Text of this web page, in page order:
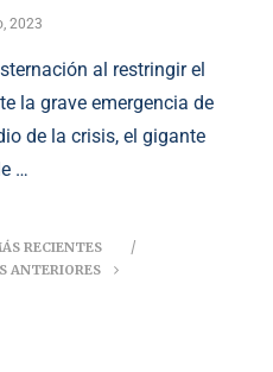
2023
al restringir el
la grave emergencia de
de la crisis, el gigante
…
RECIENTES
ANTERIORES